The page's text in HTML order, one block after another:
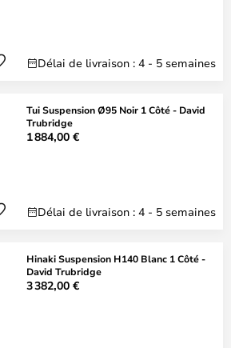
Délai de livraison : 4 - 5 semaines
Tui Suspension Ø95 Noir 1 Côté - David
Trubridge
1 884,00 €
Délai de livraison : 4 - 5 semaines
Hinaki Suspension H140 Blanc 1 Côté -
David Trubridge
3 382,00 €